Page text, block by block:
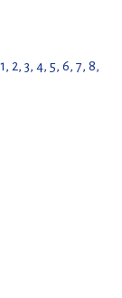
2, 3, 4, 5, 6, 7, 8,